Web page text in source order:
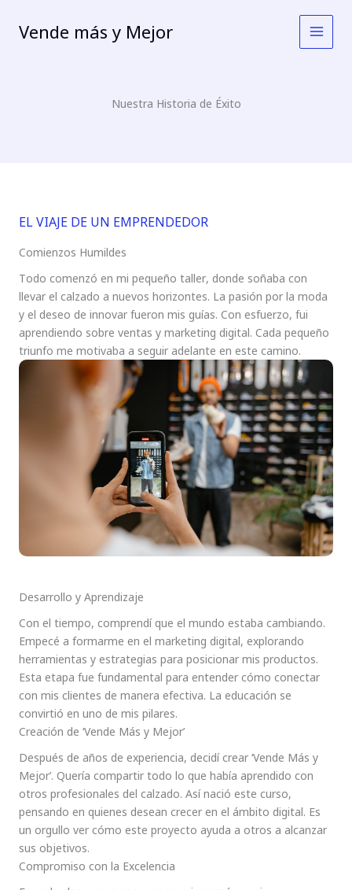
Vende más y Mejor
Nuestra Historia de Éxito
EL VIAJE DE UN EMPRENDEDOR
Comienzos Humildes
Todo comenzó en mi pequeño taller, donde soñaba con
llevar el calzado a nuevos horizontes. La pasión por la moda
y el deseo de innovar fueron mis guías. Con esfuerzo, fui
aprendiendo sobre ventas y marketing digital. Cada pequeño
triunfo me motivaba a seguir adelante en este camino.
Desarrollo y Aprendizaje
Con el tiempo, comprendí que el mundo estaba cambiando.
Empecé a formarme en el marketing digital, explorando
herramientas y estrategias para posicionar mis productos.
Esta etapa fue fundamental para entender cómo conectar
con mis clientes de manera efectiva. La educación se
convirtió en uno de mis pilares.
Creación de ‘Vende Más y Mejor’
Después de años de experiencia, decidí crear ‘Vende Más y
Mejor’. Quería compartir todo lo que había aprendido con
otros profesionales del calzado. Así nació este curso,
pensando en quienes desean crecer en el ámbito digital. Es
un orgullo ver cómo este proyecto ayuda a otros a alcanzar
sus objetivos.
Compromiso con la Excelencia